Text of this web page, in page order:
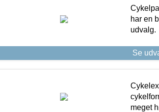
har en
udvalg.
Se
meget